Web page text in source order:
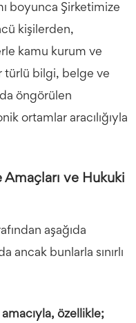
boyunca Şirketimize
kişilerden,
kamu kurum ve
türlü bilgi, belge ve
öngörülen
ortamlar aracılığıyla
Amaçları ve Hukuki
aşağıda
ancak bunlarla sınırlı
özellikle;